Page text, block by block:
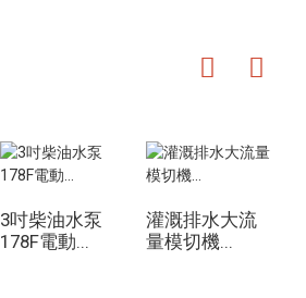
3吋柴油水泵
178F電動...
灌溉排水大流
量模切機...